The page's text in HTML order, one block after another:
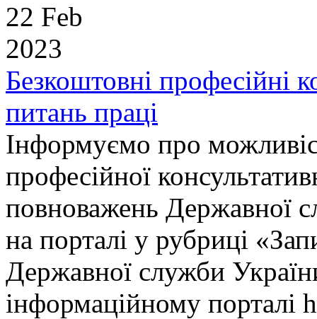
22 Feb
2023
Безкоштовні професійні
питань праці
Інформуємо про
професійної
повноважень Державної
на порталі у рубриці
Державної служби
інформаційному порталі